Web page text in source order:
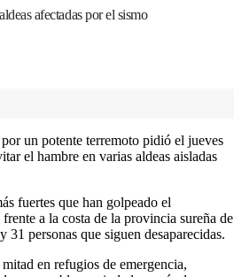
afectadas por el sismo
un potente terremoto pidió el jueves
el hambre en varias aldeas aisladas
fuertes que han golpeado el
a la costa de la provincia sureña de
personas que siguen desaparecidas.
en refugios de emergencia,